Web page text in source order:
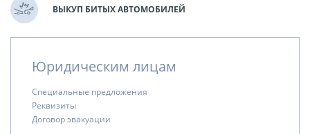
ВЫКУП БИТЫХ АВТОМОБИЛЕЙ
Юридическим лицам
Специальные предложения
Реквизиты
Договор эвакуации